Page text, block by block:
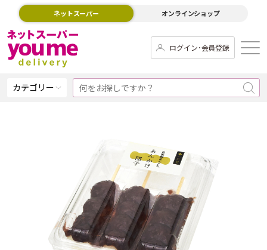
ネットスーパー オンラインショップ
ログイン･会員登録
カテゴリー